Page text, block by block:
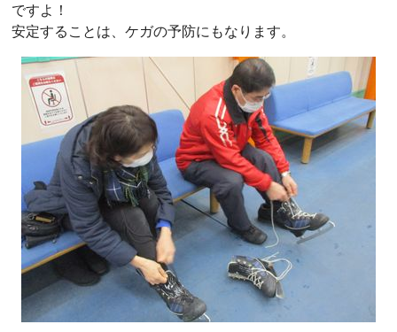
ですよ！
安定することは、ケガの予防にもなります。